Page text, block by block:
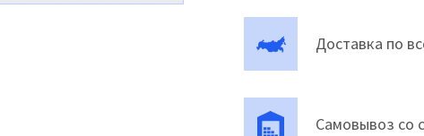
Доставка по
Самовывоз со